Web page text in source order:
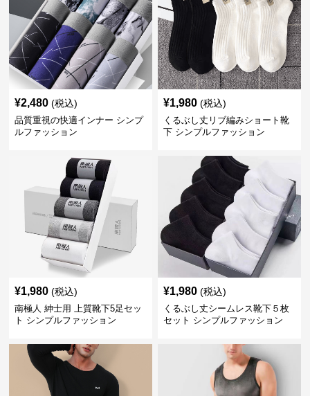
¥2,480 (税込)
品質重視の快適インナー シンプ
ルファッション
¥1,980 (税込)
くるぶし丈リブ編みショート靴
下 シンプルファッション
¥1,980 (税込)
南極人 紳士用 上質靴下5足セッ
ト シンプルファッション
¥1,980 (税込)
くるぶし丈シームレス靴下５枚
セット シンプルファッション